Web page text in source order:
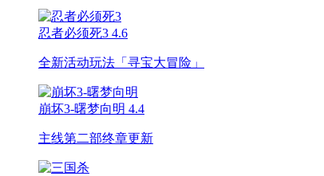
忍者必须死3 4.6
全新活动玩法「寻宝大冒险」
崩坏3-曙梦向明 4.4
主线第二部终章更新